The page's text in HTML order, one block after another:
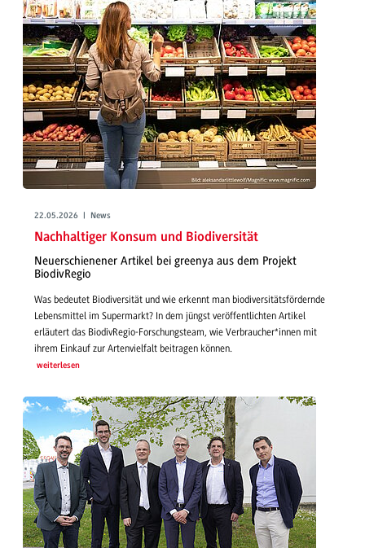
22.05.2026 | News
Nachhaltiger Konsum und Biodiversität
Neuerschienener Artikel bei greenya aus dem Projekt
BiodivRegio
Was bedeutet Biodiversität und wie erkennt man biodiversitätsfördernde
Lebensmittel im Supermarkt? In dem jüngst veröffentlichten Artikel
erläutert das BiodivRegio-Forschungsteam, wie Verbraucher*innen mit
ihrem Einkauf zur Artenvielfalt beitragen können.
weiterlesen